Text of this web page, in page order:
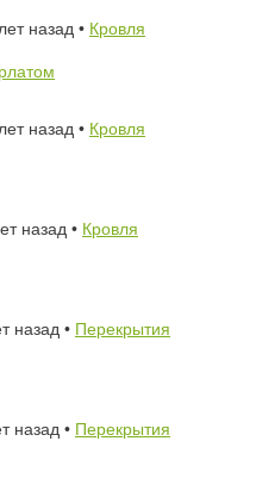
назад • Кровля
назад • Кровля
назад • Кровля
назад • Перекрытия
назад • Перекрытия